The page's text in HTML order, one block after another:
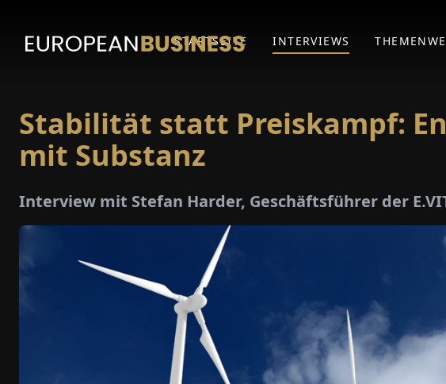
STARTSEITE INTERVIEWS
Stabilität statt Preiskampf:
mit Substanz
Interview mit Stefan Harder, Geschäftsführer der